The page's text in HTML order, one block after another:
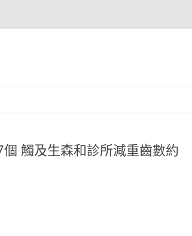
觸及生森和診所減重齒數約